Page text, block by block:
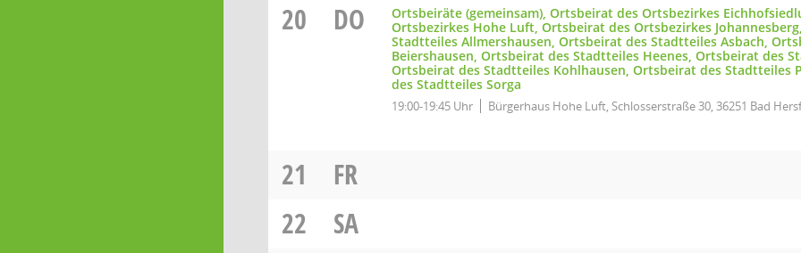
20
DO
Ortsbeiräte (gemeinsam), Ortsbeirat des Ortsbezirkes
Ortsbezirkes Hohe Luft, Ortsbeirat des Ortsbezirkes
Stadtteiles Allmershausen, Ortsbeirat des Stadtteiles Asbach,
Beiershausen, Ortsbeirat des Stadtteiles Heenes, Ortsbeirat des
Ortsbeirat des Stadtteiles Kohlhausen, Ortsbeirat des Stadtteiles
des Stadtteiles Sorga
19:00-19:45 Uhr Bürgerhaus Hohe Luft, Schlosserstraße 30, 36251 Bad
21
FR
22
SA